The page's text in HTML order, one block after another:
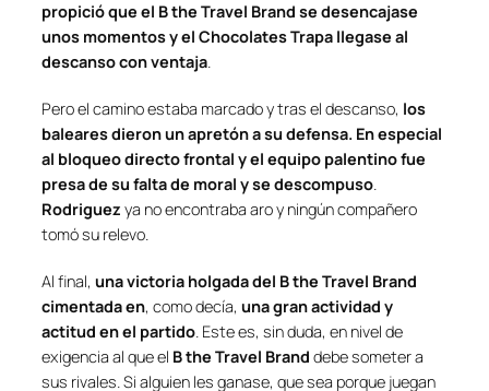
propició que el B the Travel Brand se desencajase
unos momentos y el Chocolates Trapa llegase al
descanso con ventaja.
Pero el camino estaba marcado y tras el descanso, los
baleares dieron un apretón a su defensa. En especial
al bloqueo directo frontal y el equipo palentino fue
presa de su falta de moral y se descompuso.
Rodriguez ya no encontraba aro y ningún compañero
tomó su relevo.
Al final, una victoria holgada del B the Travel Brand
cimentada en, como decía, una gran actividad y
actitud en el partido. Este es, sin duda, en nivel de
exigencia al que el B the Travel Brand debe someter a
sus rivales. Si alguien les ganase, que sea porque juegan